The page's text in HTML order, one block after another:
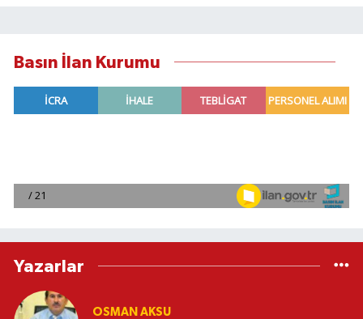
Basın İlan Kurumu
Yazarlar
OSMAN AKSU